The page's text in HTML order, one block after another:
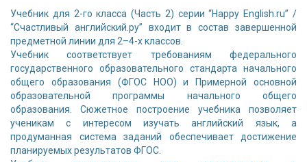
Учебник для 2-го класса (Часть 2) серии “Happy English.ru” /
“Счастливый английский.ру” входит в состав завершенной
предметной линии для 2–4-х классов.
Учебник соответствует требованиям федерального
государственного образовательного стандарта начального
общего образования (ФГОС НОО) и Примерной основной
образовательной программы начального общего
образования. Сюжетное построение учебника позволяет
ученикам с интересом изучать английский язык, а
продуманная система заданий обеспечивает достижение
планируемых результатов ФГОС.